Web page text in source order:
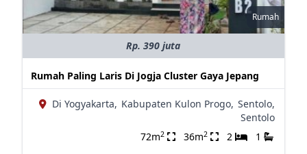
Rumah
Rp. 390 juta
Rumah Paling Laris Di Jogja Cluster Gaya Jepang
Di Yogyakarta, Kabupaten Kulon Progo, Sentolo,
Sentolo
72m2 36m2 2 1